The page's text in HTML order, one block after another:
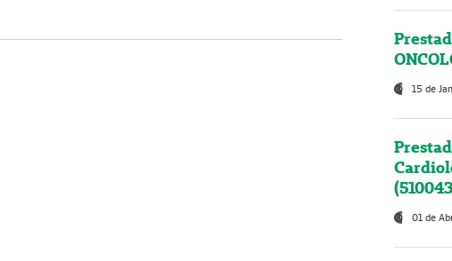
15 de
01 de